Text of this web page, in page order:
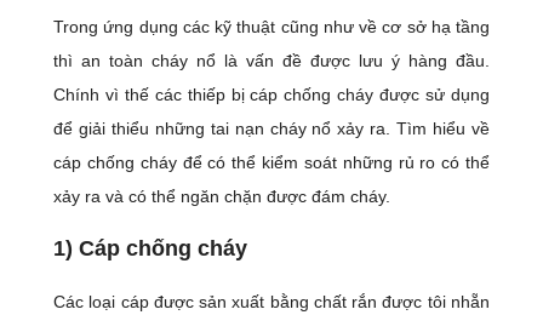
Trong ứng dụng các kỹ thuật cũng như về cơ sở hạ tầng
thì an toàn cháy nổ là vấn đề được lưu ý hàng đầu.
Chính vì thế các thiếp bị cáp chống cháy được sử dụng
để giải thiểu những tai nạn cháy nổ xảy ra. Tìm hiểu về
cáp chống cháy để có thể kiểm soát những rủ ro có thể
xảy ra và có thể ngăn chặn được đám cháy.
1) Cáp chống cháy
Các loại cáp được sản xuất bằng chất rắn được tôi nhẵn